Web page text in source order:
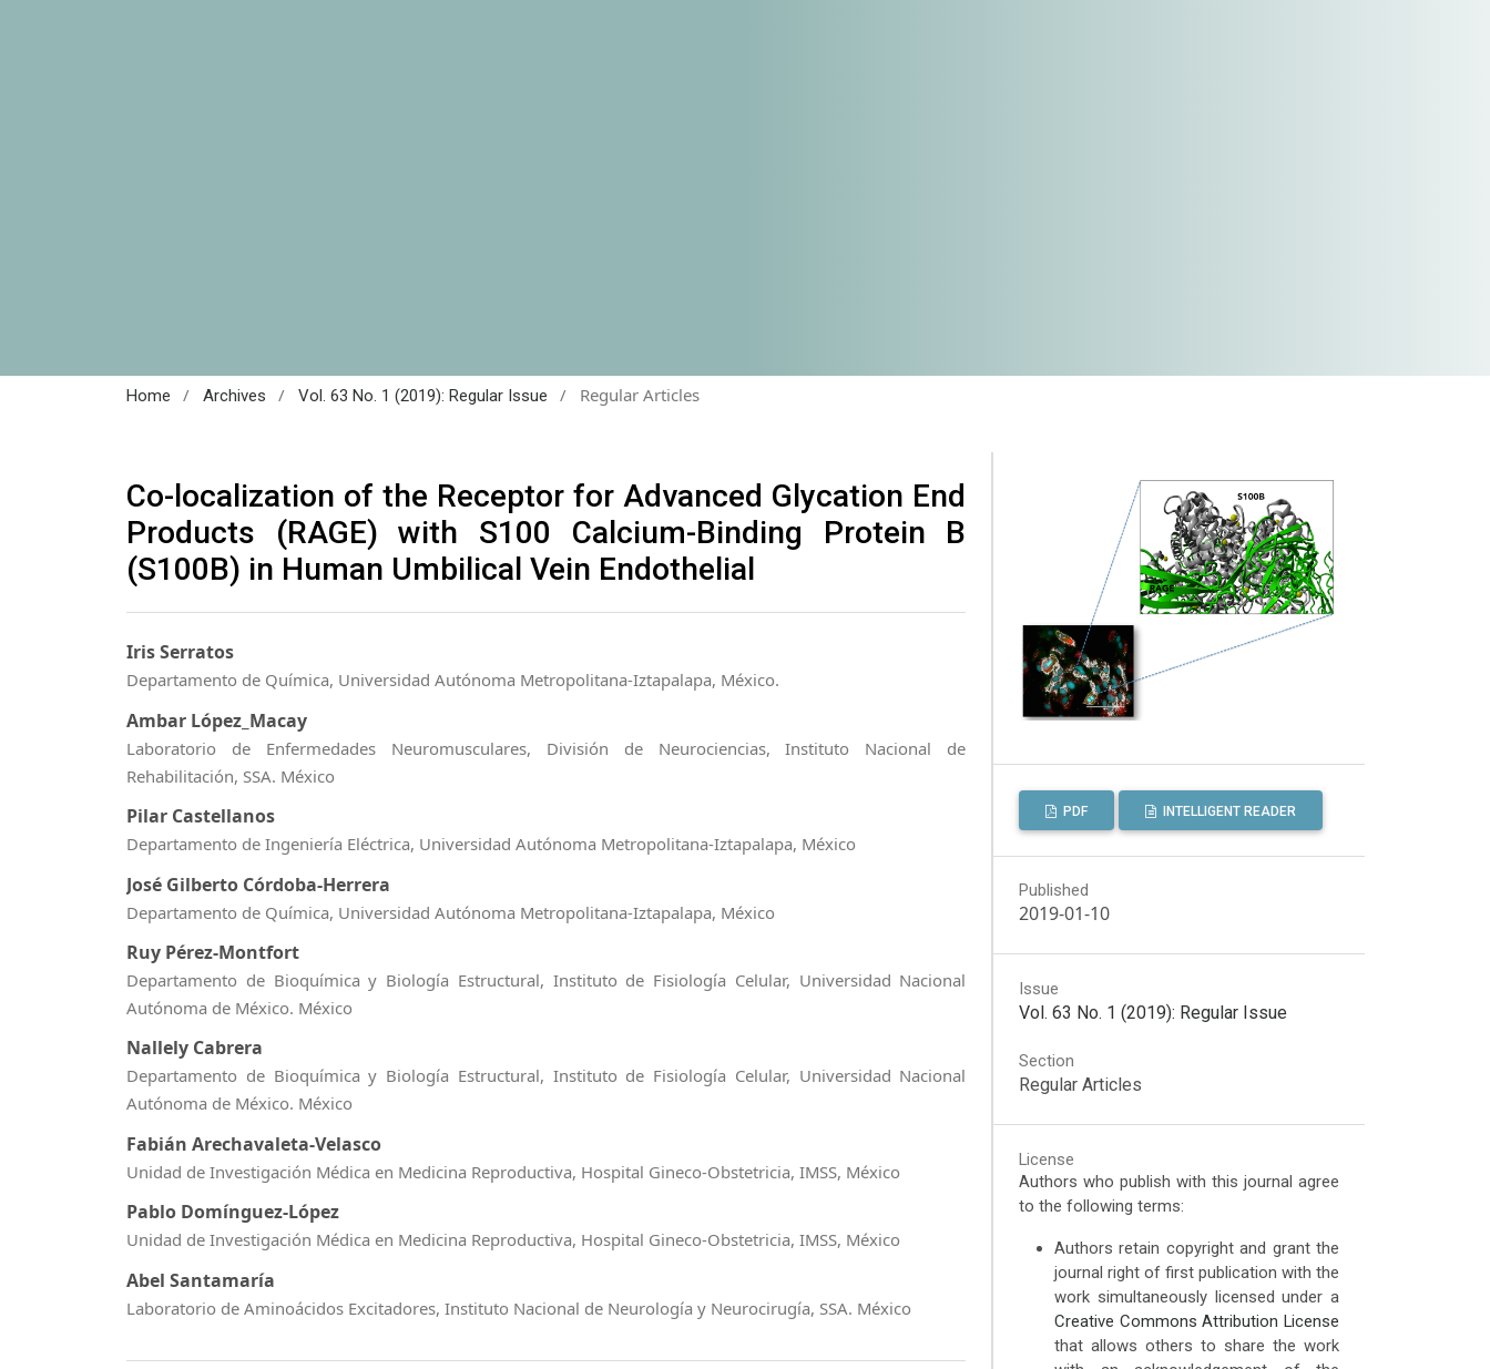
Home / Archives / Vol. 63 No. 1 (2019): Regular Issue / Regular Articles
Co-localization of the Receptor for Advanced Glycation End
Products (RAGE) with S100 Calcium-Binding Protein B
(S100B) in Human Umbilical Vein Endothelial
Iris Serratos
Departamento de Química, Universidad Autónoma Metropolitana-Iztapalapa, México.
Ambar López_Macay
Laboratorio de Enfermedades Neuromusculares, División de Neurociencias, Instituto Nacional de
Rehabilitación, SSA. México
Pilar Castellanos
Departamento de Ingeniería Eléctrica, Universidad Autónoma Metropolitana-Iztapalapa, México
José Gilberto Córdoba-Herrera
Departamento de Química, Universidad Autónoma Metropolitana-Iztapalapa, México
Ruy Pérez-Montfort
Departamento de Bioquímica y Biología Estructural, Instituto de Fisiología Celular, Universidad Nacional
Autónoma de México. México
Nallely Cabrera
Departamento de Bioquímica y Biología Estructural, Instituto de Fisiología Celular, Universidad Nacional
Autónoma de México. México
Fabián Arechavaleta-Velasco
Unidad de Investigación Médica en Medicina Reproductiva, Hospital Gineco-Obstetricia, IMSS, México
Pablo Domínguez-López
Unidad de Investigación Médica en Medicina Reproductiva, Hospital Gineco-Obstetricia, IMSS, México
Abel Santamaría
Laboratorio de Aminoácidos Excitadores, Instituto Nacional de Neurología y Neurocirugía, SSA. México
PDF INTELLIGENT READER
Published
2019-01-10
Issue
Vol. 63 No. 1 (2019): Regular Issue
Section
Regular Articles
License
Authors who publish with this journal agree
to the following terms:
Authors retain copyright and grant the
journal right of first publication with the
work simultaneously licensed under a
Creative Commons Attribution License
that allows others to share the work